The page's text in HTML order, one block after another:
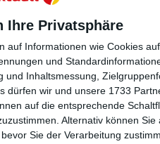
Ihre Privatsphäre
Informationen wie Cookies
und
Inhaltsmessung,
dürfen wir und unsere 1733
auf die entsprechende
Alternativ können Sie
Sie der Verarbeitung
Titeln
Turnier
hat, und
% aufweist.
Halbfinale
auf
t,
B.
on
n
nt.